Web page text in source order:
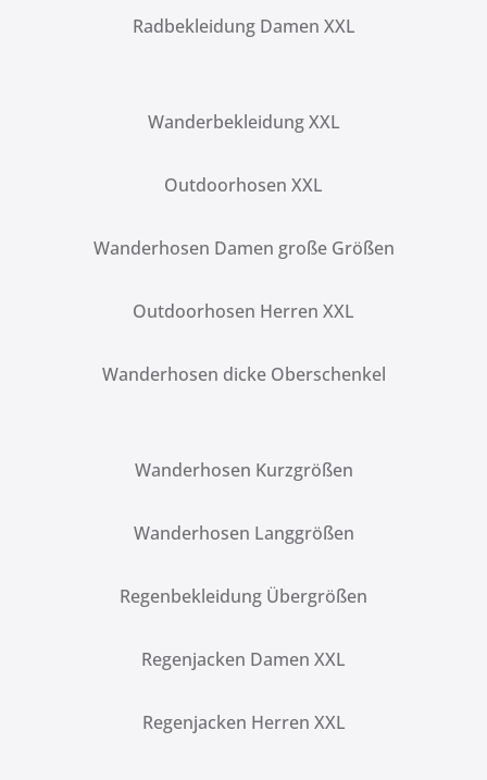
Radbekleidung Damen XXL
Wanderbekleidung XXL
Outdoorhosen XXL
Wanderhosen Damen große Größen
Outdoorhosen Herren XXL
Wanderhosen dicke Oberschenkel
Wanderhosen Kurzgrößen
Wanderhosen Langgrößen
Regenbekleidung Übergrößen
Regenjacken Damen XXL
Regenjacken Herren XXL